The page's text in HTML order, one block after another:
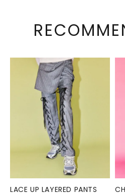
LACE UP LAYERED PANTS